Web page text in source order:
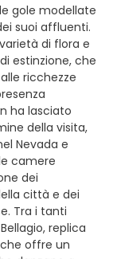
gole modellate
suoi affluenti.
di flora e
estinzione, che
ricchezze
ha lasciato
della visita,
Nevada e
camere
dei
città e dei
Tra i tanti
replica
offre un